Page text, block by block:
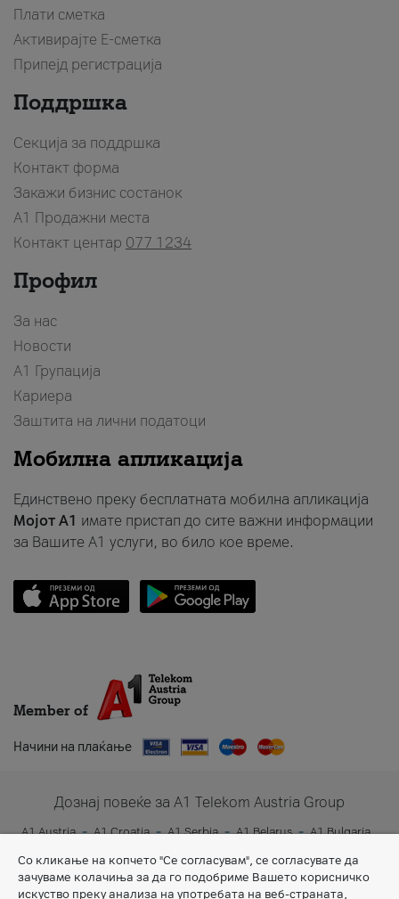
Плати сметка
Активирајте Е-сметка
Припејд регистрација
Поддршка
Секција за поддршка
Контакт форма
Закажи бизнис состанок
A1 Продажни места
Контакт центар 077 1234
Профил
За нас
Новости
А1 Групација
Кариера
Заштита на лични податоци
Мобилна апликација
Единствено преку бесплатната мобилна апликација
Мојот A1 имате пристап до сите важни информации
за Вашите A1 услуги, во било кое време.
Member of
Начини на плаќање
Дознај повеќе за A1 Telekom Austria Group
A1 Austria A1 Croatia A1 Serbia A1 Belarus
A1 Bulgaria
Со кликање на копчето "Се согласувам", се согласувате да
зачуваме колачиња за да го подобриме Вашето корисничко
искуство преку анализа на употребата на веб-страната,